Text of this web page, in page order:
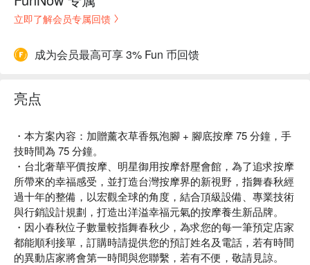
立即了解会员专属回馈
成为会员最高可享 3% Fun 币回馈
亮点
・本方案內容：加贈薰衣草香氛泡腳 + 腳底按摩 75 分鐘，手
技時間為 75 分鐘。
・台北奢華平價按摩、明星御用按摩舒壓會館，為了追求按摩
所帶來的幸福感受，並打造台灣按摩界的新視野，指舞春秋經
過十年的整備，以宏觀全球的角度，結合頂級設備、專業技術
與行銷設計規劃，打造出洋溢幸福元氣的按摩養生新品牌。
・因小春秋位子數量較指舞春秋少，為求您的每一筆預定店家
都能順利接單，訂購時請提供您的預訂姓名及電話，若有時間
的異動店家將會第一時間與您聯繫，若有不便，敬請見諒。